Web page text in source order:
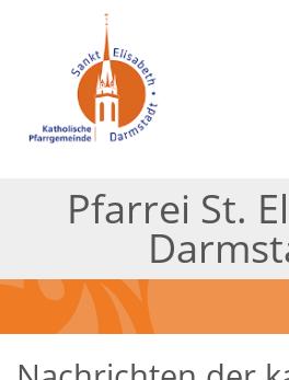
Pfarrei St.